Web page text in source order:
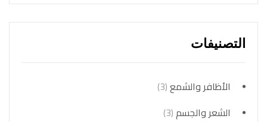
التصنيفات
الأظافر والشمع(3)
الشعر والجسم(3)